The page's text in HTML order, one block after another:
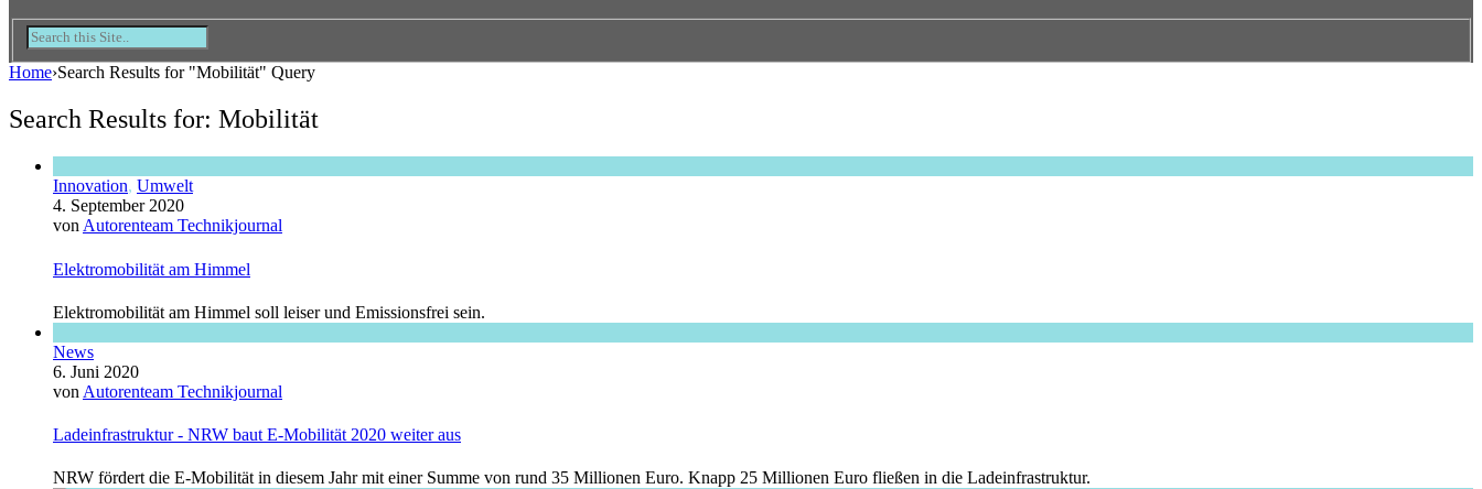
Home›Search Results for "Mobilität" Query
Search Results for: Mobilität
Innovation, Umwelt
4. September 2020
von Autorenteam Technikjournal
Elektromobilität am Himmel
Elektromobilität am Himmel soll leiser und Emissionsfrei sein.
News
6. Juni 2020
von Autorenteam Technikjournal
Ladeinfrastruktur - NRW baut E-Mobilität 2020 weiter aus
NRW fördert die E-Mobilität in diesem Jahr mit einer Summe von rund 35 Millionen Euro. Knapp 25 Millionen Euro fließen in die Ladeinfrastruktur.